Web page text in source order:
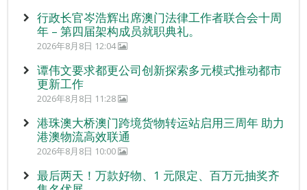
行政长官岑浩辉出席澳门法律工作者联合会十周
年 – 第四届架构成员就职典礼。
2026年8月8日 12:04
谭伟文要求都更公司创新探索多元模式推动都市
更新工作
2026年8月8日 11:28
港珠澳大桥澳门跨境货物转运站启用三周年 助力
港澳物流高效联通
2026年8月8日 10:00
最后两天！万款好物、1 元限定、百万元抽奖齐